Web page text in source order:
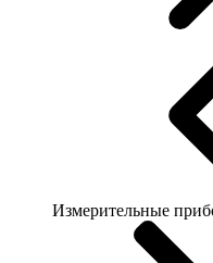
Измерительные